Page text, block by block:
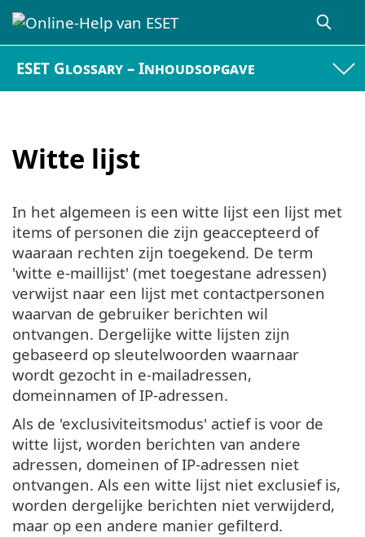
ESET Glossary – Inhoudsopgave
Witte lijst
In het algemeen is een witte lijst een lijst met
items of personen die zijn geaccepteerd of
waaraan rechten zijn toegekend. De term
'witte e-maillijst' (met toegestane adressen)
verwijst naar een lijst met contactpersonen
waarvan de gebruiker berichten wil
ontvangen. Dergelijke witte lijsten zijn
gebaseerd op sleutelwoorden waarnaar
wordt gezocht in e-mailadressen,
domeinnamen of IP-adressen.
Als de 'exclusiviteitsmodus' actief is voor de
witte lijst, worden berichten van andere
adressen, domeinen of IP-adressen niet
ontvangen. Als een witte lijst niet exclusief is,
worden dergelijke berichten niet verwijderd,
maar op een andere manier gefilterd.